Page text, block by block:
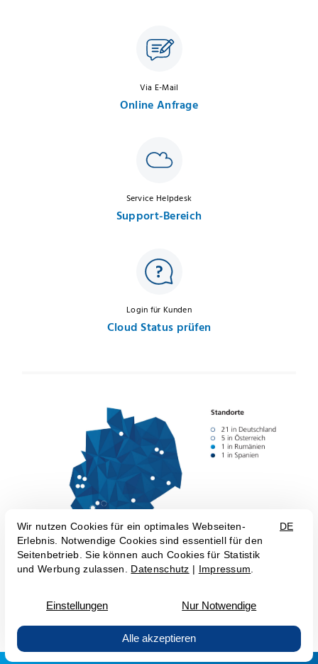
Via E-Mail
Online Anfrage
Service Helpdesk
Support-Bereich
Login für Kunden
Cloud Status prüfen